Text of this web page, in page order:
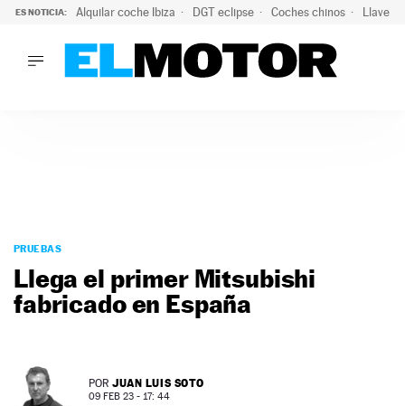
ES NOTICIA: Alquilar coche Ibiza DGT eclipse Coches chinos Llaves
PODCAST
TECNOLOGÍA
PREMIOS
SERVICIOS
PRUEBAS
Llega el primer Mitsubishi
fabricado en España
POR JUAN LUIS SOTO
09 FEB 23 - 17: 44